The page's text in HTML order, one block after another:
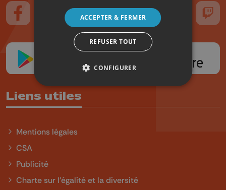
Suivez-nous sur FaceBook
Suivez-nous sur Instagram
Suivez-nous sur TikTokSuivez-nous sur YouTube
Suivez-nous
Liens utiles
Mentions légales
CSA
Publicité
Charte sur l'égalité et la diversité
ACCEPTER & FERMER
REFUSER TOUT
CONFIGURER